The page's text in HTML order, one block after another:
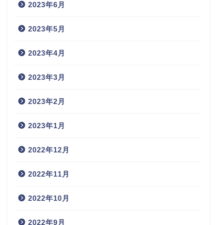
2023年6月
2023年5月
2023年4月
2023年3月
2023年2月
2023年1月
2022年12月
2022年11月
2022年10月
2022年9月